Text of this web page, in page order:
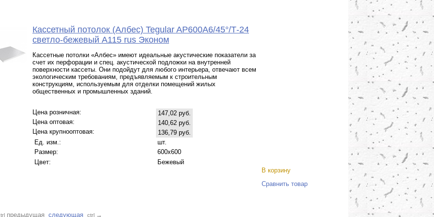
Кассетный потолок (Албес) Tegular AP600A6/45°/Т-24
светло-бежевый А115 rus Эконом
Кассетные потолки «Албес» имеют идеальные акустические показатели за
счет их перфорации и спец. акустической подложки на внутренней
поверхности кассеты. Они подойдут для любого интерьера, отвечают всем
экологическим требованиям, предъявляемым к строительным
конструкциям, используемым для отделки помещений жилых
общественных и промышленных зданий.
Цена розничная:
147,02 руб.
Цена оптовая:
140,62 руб.
Цена крупнооптовая:
136,79 руб.
Ед. изм.:
шт.
Размер:
600x600
Цвет:
Бежевый
В корзину
Сравнить товар
предыдущая следующая ctrl →